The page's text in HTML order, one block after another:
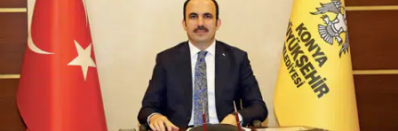
Bursa
Çanakkale
Çankırı
Çorum